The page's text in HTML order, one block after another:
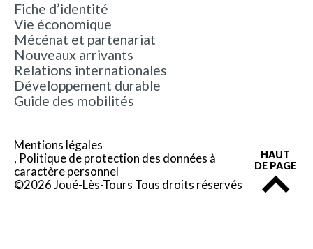
Fiche d’identité
Vie économique
Mécénat et partenariat
Nouveaux arrivants
Relations internationales
Développement durable
Guide des mobilités
Mentions légales
Politique de protection des données à
caractère personnel
©2026 Joué-Lès-Tours Tous droits réservés
HAUT
DE PAGE